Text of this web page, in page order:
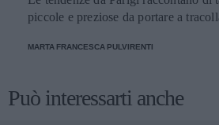
piccole e preziose da portare a
MARTA FRANCESCA PULVIRENTI
Può interessarti anche